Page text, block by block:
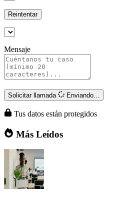
Reintentar
Mensaje
Solicitar llamada Enviando...
Tus datos están protegidos
Más Leídos